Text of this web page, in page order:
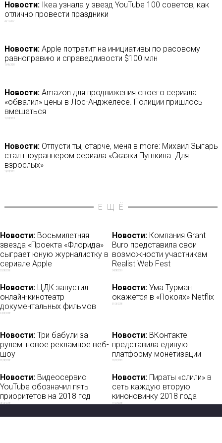
Новости:Ikea узнала у звезд YouTube 100 советов, как
отлично провести праздники
20/11/2017
Новости:Apple потратит на инициативы по расовому
равноправию и справедливости $100 млн
13/06/2020
Новости:Amazon для продвижения своего сериала
«обвалил» цены в Лос-Анджелесе. Полиции пришлось
вмешаться
17/08/2019
Новости:Отпусти ты, старче, меня в more: Михаил Зыгарь
стал шоураннером сериала «Сказки Пушкина. Для
взрослых»
19/08/2021
ЕЩЁ
Новости: Восьмилетняя
звезда «Проекта «Флорида»
сыграет юную журналистку в
сериале Apple
20/08/2018
Новости: Компания Grant
Buro представила свои
возможности участникам
Realist Web Fest
04/08/2019
Новости: ЦДК запустил
онлайн-кинотеатр
документальных фильмов
24/05/2018
Новости: Ума Турман
окажется в «Покоях» Netflix
31/05/2018
Новости: Три бабули за
рулем: новое рекламное веб-
шоу
25/08/2018
Новости: ВКонтакте
представила единую
платформу монетизации
16/12/2020
Новости: Видеосервис
YouTube обозначил пять
приоритетов на 2018 год
05/02/2018
Новости: Пираты «слили» в
сеть каждую вторую
киноновинку 2018 года
17/09/2018